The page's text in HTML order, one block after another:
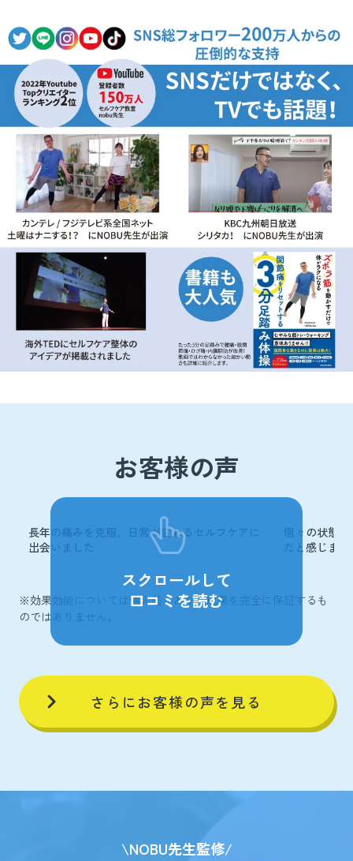
お客様の声
スクロールして
口コミを読む
長年の痛みを克服、日常が変わるセルフケアに
出会いました
個々の状態
だと感じま
※効果効能については個人差があり、成果を完全に保証するも
のではありません。
さらにお客様の声を見る
\NOBU先生監修/